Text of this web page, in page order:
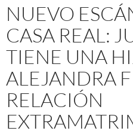
NUEVO
CASA REAL:
TIENE UNA
ALEJANDRA
RELACIÓN